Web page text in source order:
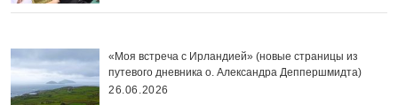
«Моя встреча с Ирландией» (новые страницы из
путевого дневника о. Александра Деппершмидта)
26.06.2026